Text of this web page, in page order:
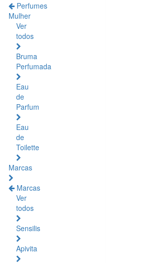
Perfumes
Mulher
Ver
todos
Bruma
Perfumada
Eau
de
Parfum
Eau
de
Toilette
Marcas
Marcas
Ver
todos
Sensilis
Apivita